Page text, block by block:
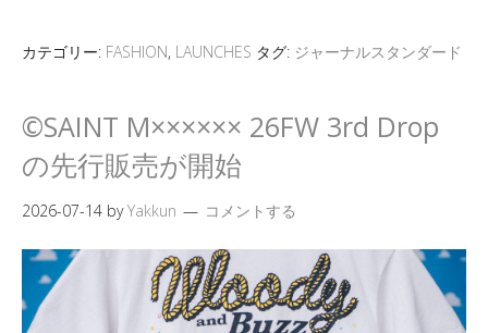
カテゴリー: FASHION, LAUNCHES タグ: ジャーナルスタンダード
©SAINT M×××××× 26FW 3rd Drop
の先行販売が開始
2026-07-14 byYakkun コメントする